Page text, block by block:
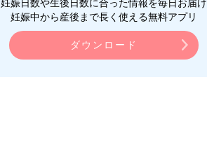
妊娠中から産後まで長く使える無料アプリ
ダウンロード